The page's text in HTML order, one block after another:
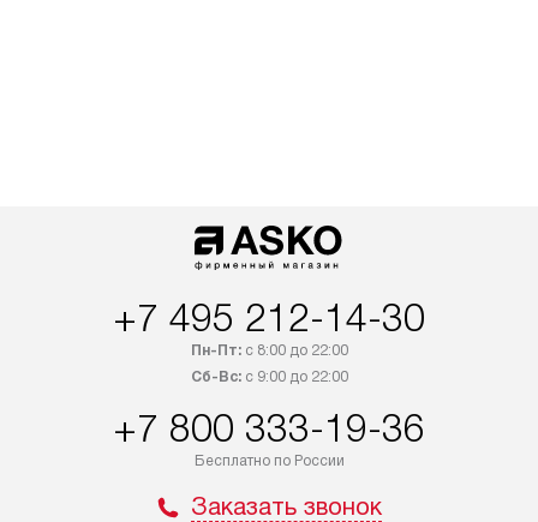
+7 495 212-14-30
Пн-Пт:с 8:00 до 22:00
Сб-Вс:с 9:00 до 22:00
+7 800 333-19-36
Бесплатно по России
Заказать звонок